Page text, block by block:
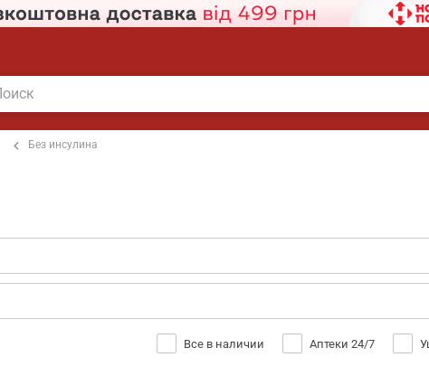
Без инсулина
Все в наличии Аптеки 24/7